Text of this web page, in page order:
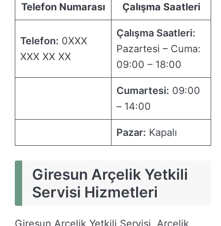
Telefon Numarası
Çalışma Saatleri
Telefon: 0XXX
XXX XX XX
Çalışma Saatleri:
Pazartesi – Cuma:
09:00 – 18:00
Cumartesi: 09:00
– 14:00
Pazar: Kapalı
Giresun Arçelik Yetkili
Servisi Hizmetleri
Giresun Arçelik Yetkili Servisi, Arçelik